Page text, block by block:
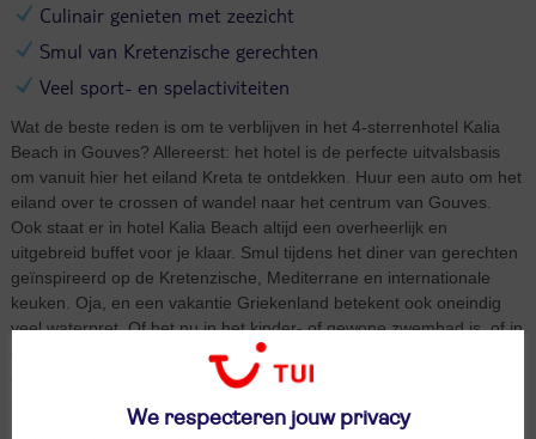
Culinair genieten met zeezicht
Smul van Kretenzische gerechten
Veel sport- en spelactiviteiten
Wat de beste reden is om te verblijven in het 4-sterrenhotel Kalia
Beach in Gouves? Allereerst: het hotel is de perfecte uitvalsbasis
om vanuit hier het eiland Kreta te ontdekken. Huur een auto om het
eiland over te crossen of wandel naar het centrum van Gouves.
Ook staat er in hotel Kalia Beach altijd een overheerlijk en
uitgebreid buffet voor je klaar. Smul tijdens het diner van gerechten
geïnspireerd op de Kretenzische, Mediterrane en internationale
keuken. Oja, en een vakantie Griekenland betekent ook oneindig
veel waterpret. Of het nu in het kinder- of gewone zwembad is, of in
de Egeïsche Zee. Voor jong en oud is er in het hotel genoeg spel
en sport. Potje airhockey? De verliezer trakteert morgen op een
We respecteren jouw privacy